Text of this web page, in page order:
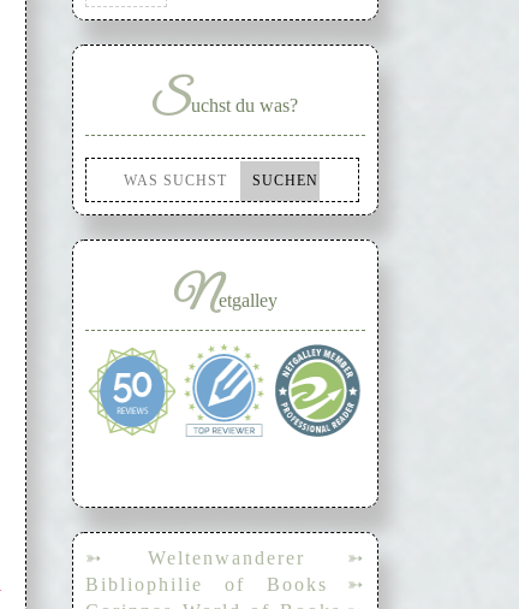
Suchst du was?
Netgalley
➳ Weltenwanderer
➳
Bibliophilie of Books
➳